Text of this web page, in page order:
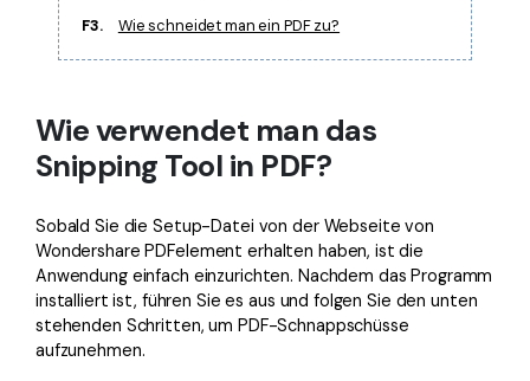
F3.
Wie schneidet man ein PDF zu?
Wie verwendet man das
Snipping Tool in PDF?
Sobald Sie die Setup-Datei von der Webseite von
Wondershare PDFelement erhalten haben, ist die
Anwendung einfach einzurichten. Nachdem das Programm
installiert ist, führen Sie es aus und folgen Sie den unten
stehenden Schritten, um PDF-Schnappschüsse
aufzunehmen.